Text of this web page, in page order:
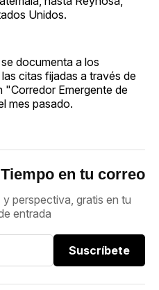
Unidos.
documenta a los
citas fijadas a través de
"Corredor Emergente de
mes pasado.
en tu correo
perspectiva, gratis en tu
entrada
Suscríbete